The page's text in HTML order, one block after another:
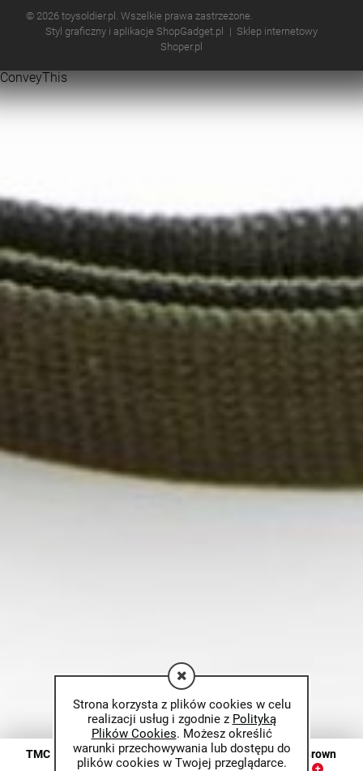
Strona korzysta z plików cookies w celu
realizacji usług i zgodnie z Polityką
Plików Cookies. Możesz określić
warunki przechowywania lub dostępu do
plików cookies w Twojej przeglądarce.
TMC Kamizelka taktyczna JPC 2.0 (large size) Coyote Brown
© 2026 toysoldier.pl. Wszelkie prawa zastrzeżone.
Styl graficzny i aplikacje ShopGadget.pl
Sklep internetowy
Shoper.pl
ConveyThis